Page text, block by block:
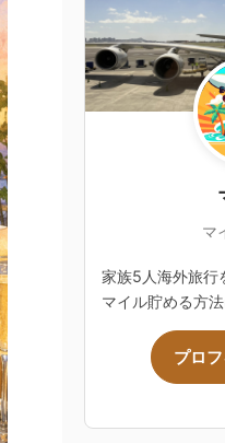
マ
家族5人海外旅行
マイル貯める方
プロ